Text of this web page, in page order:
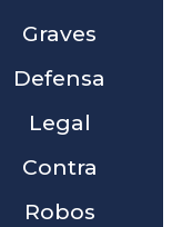
Graves
Defensa
Legal
Contra
Robos